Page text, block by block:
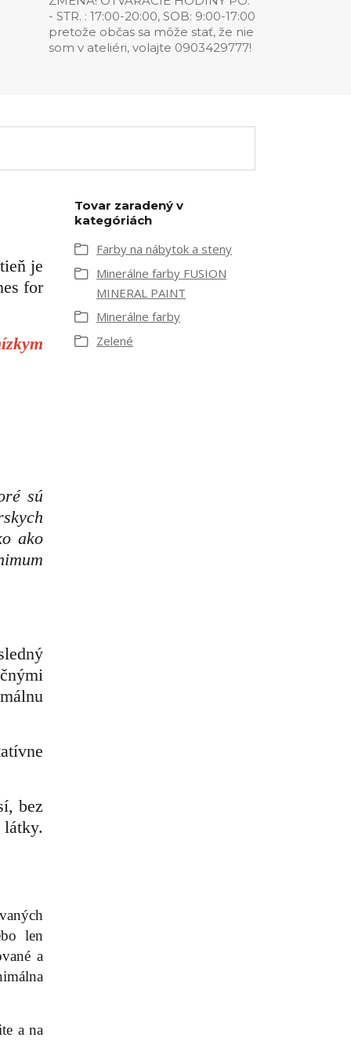
- STR. : 17:00-20:00, SOB: 9:00-17:00
pretože občas sa môže stať, že nie
som v ateliéri, volajte 0903429777!
je
for
sú
ako
bez
len
a
a na
Tovar zaradený v
kategóriách
Farby na nábytok a steny
Minerálne farby FUSION
MINERAL PAINT
Minerálne farby
Zelené